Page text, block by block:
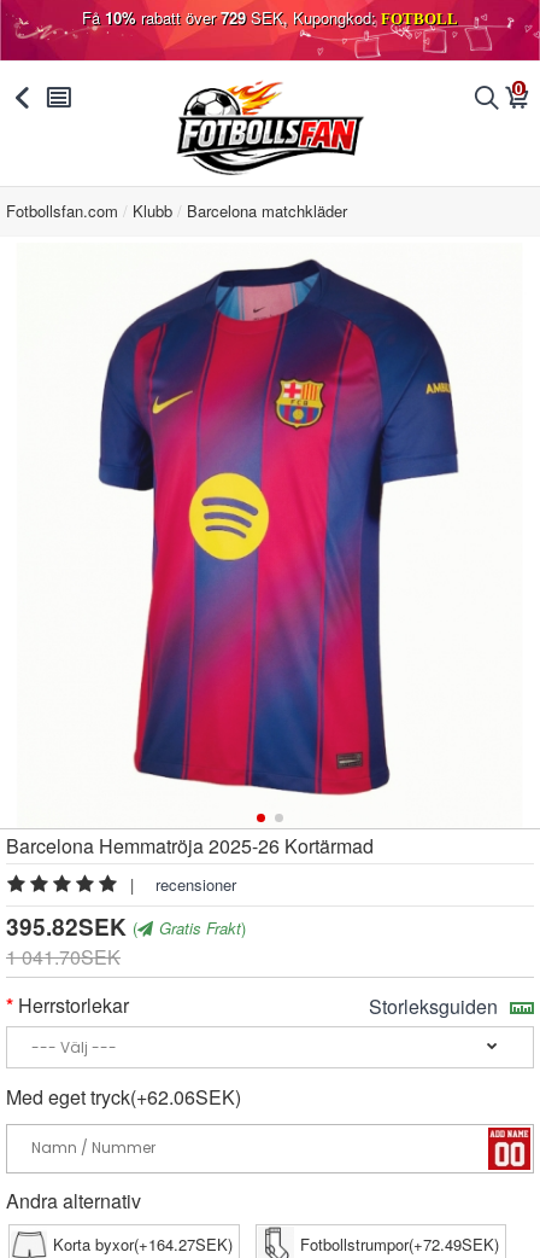
Få10%rabatt över729SEK, Kupongkod: FOTBOLL
󰅯 󰂩 󰂨 0
󰃦
Fotbollsfan.com Klubb Barcelona matchkläder
Barcelona Hemmatröja 2025-26 Kortärmad
| recensioner
395.82SEK ( Gratis Frakt)
1 041.70SEK
Herrstorlekar
Storleksguiden
Med eget tryck(+62.06SEK)
Andra alternativ
Korta byxor(+164.27SEK) Fotbollstrumpor(+72.49SEK)